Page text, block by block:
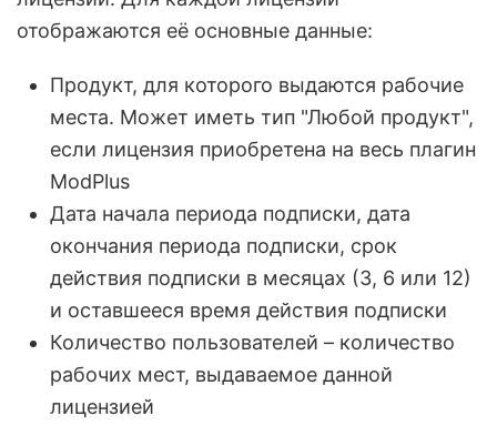
отображаются её основные данные:
Продукт, для которого выдаются рабочие
места. Может иметь тип "Любой продукт",
если лицензия приобретена на весь плагин
ModPlus
Дата начала периода подписки, дата
окончания периода подписки, срок
действия подписки в месяцах (3, 6 или 12)
и оставшееся время действия подписки
Количество пользователей – количество
рабочих мест, выдаваемое данной
лицензией